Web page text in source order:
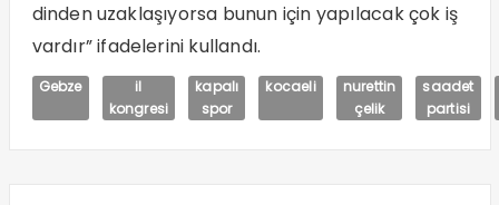
dinden uzaklaşıyorsa bunun için yapılacak çok iş
vardır” ifadelerini kullandı.
Gebze
il
kongresi
kapalı
spor
kocaeli
nurettin
çelik
saadet
partisi